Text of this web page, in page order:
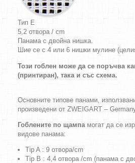
Тип E
5,2 отвора / cm
Панама с двойна нишка.
Шие се с 4 или 6 нишки мулине
Този гоблен може да се поръчва
(принтиран), така и със схема.
Основните типове панами,
произведени от ZWEIGART –
Гоблените по щампамогат да се
видове панама:
Tip A : 9 отвора/cm
Tip B : 4,4 отвора /cm (панама с